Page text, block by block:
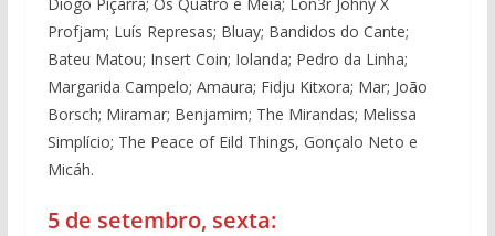
Profjam; Luís Represas; Bluay; Bandidos do Cante;
Bateu Matou; Insert Coin; Iolanda; Pedro da Linha;
Margarida Campelo; Amaura; Fidju Kitxora; Mar; João
Borsch; Miramar; Benjamim; The Mirandas; Melissa
Simplício; The Peace of Eild Things, Gonçalo Neto e
Micáh.
5 de setembro, sexta: